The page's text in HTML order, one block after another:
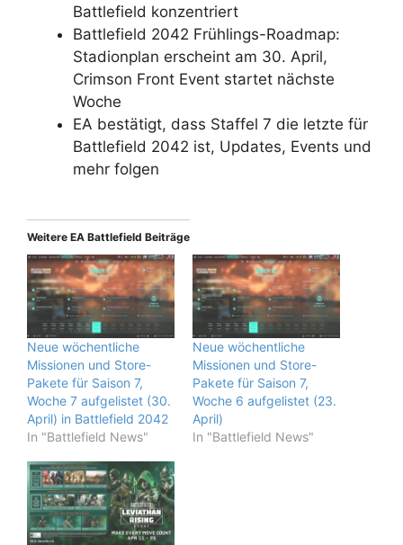
Battlefield konzentriert
Battlefield 2042 Frühlings-Roadmap:
Stadionplan erscheint am 30. April,
Crimson Front Event startet nächste
Woche
EA bestätigt, dass Staffel 7 die letzte für
Battlefield 2042 ist, Updates, Events und
mehr folgen
Weitere EA Battlefield Beiträge
Neue wöchentliche
Missionen und Store-
Pakete für Saison 7,
Woche 7 aufgelistet (30.
April) in Battlefield 2042
In "Battlefield News"
Neue wöchentliche
Missionen und Store-
Pakete für Saison 7,
Woche 6 aufgelistet (23.
April)
In "Battlefield News"